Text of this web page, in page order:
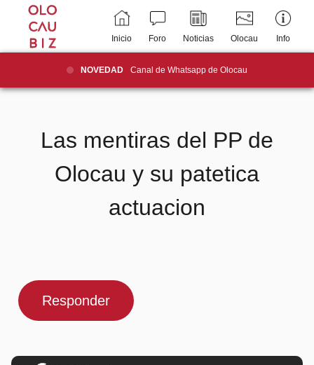
Inicio Foro Noticias Olocau Info
NOVEDAD Canal de Whatsapp de Olocau
Las mentiras del PP de
Olocau y su patetica
actuacion
Responder